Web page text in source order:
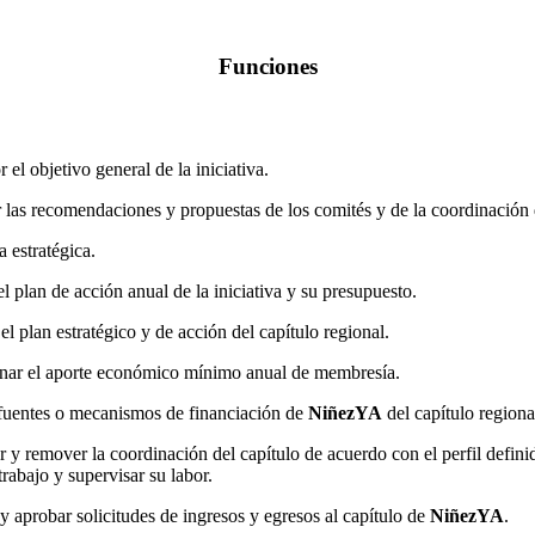
Funciones
el objetivo general de la iniciativa.
recomendaciones y propuestas de los comités y de la
estratégica.
plan de acción anual de la iniciativa y su presupuesto.
plan estratégico y de acción del capítulo regional.
el aporte económico mínimo anual de membresía.
o mecanismos de financiación de NiñezYA del capítulo
y remover la coordinación del capítulo de acuerdo con el perfil
y supervisar su labor.
aprobar solicitudes de ingresos y egresos al capítulo de NiñezYA.